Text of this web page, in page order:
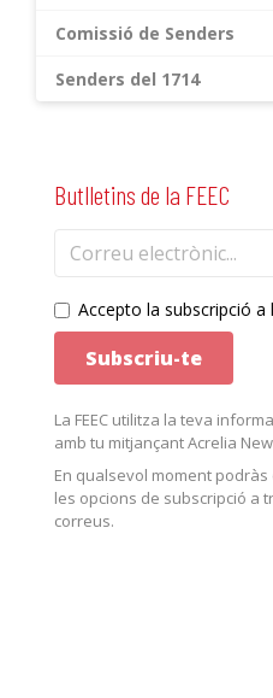
Comissió de Senders
Senders del 1714
Butlletins de la FEEC
Accepto la subscripció a
La FEEC utilitza la teva
amb tu mitjançant Acrelia
En qualsevol moment
les opcions de subscripció a
correus.